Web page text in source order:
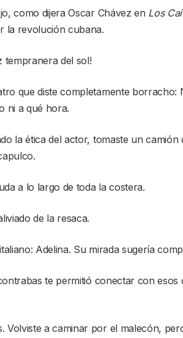
como dijera Oscar Chávez en Los
la revolución cubana.
tempranera del sol!
que diste completamente borracho:
ni a qué hora.
la ética del actor, tomaste un camión
a lo largo de toda la costera.
de la resaca.
Adelina. Su mirada sugería
te permitió conectar con esos
Volviste a caminar por el malecón,